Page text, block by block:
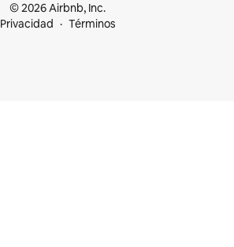
© 2026 Airbnb, Inc.
Privacidad
Términos